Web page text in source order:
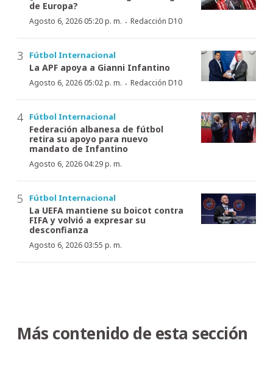
de Europa?
Agosto 6, 2026 05:20 p. m. · Redacción D10
Fútbol Internacional
La APF apoya a Gianni Infantino
Agosto 6, 2026 05:02 p. m. · Redacción D10
Fútbol Internacional
Federación albanesa de fútbol
retira su apoyo para nuevo
mandato de Infantino
Agosto 6, 2026 04:29 p. m.
Fútbol Internacional
La UEFA mantiene su boicot contra
FIFA y volvió a expresar su
desconfianza
Agosto 6, 2026 03:55 p. m.
Más contenido de esta sección